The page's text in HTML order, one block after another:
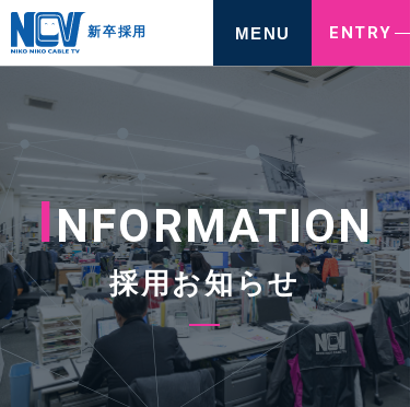
新卒採用 MENU ENTRY
INFORMATION
採用お知らせ